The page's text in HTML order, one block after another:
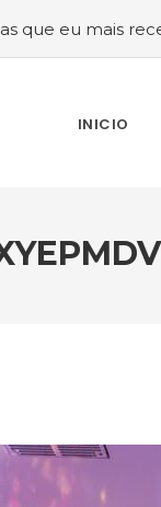
recebo sobre a
INICIO